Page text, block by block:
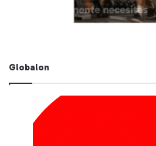
Globalon